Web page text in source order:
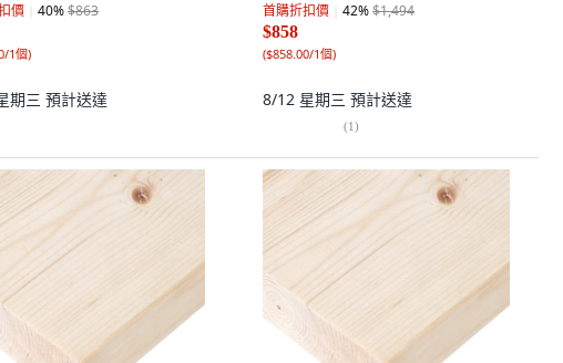
價 40%$863
1個)
期三 預計送達
首購折扣價 42%$1,494
$858
($858.00/1個)
8/12 星期三 預計送達
(1)